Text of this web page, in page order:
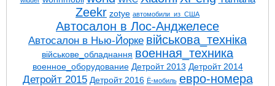
Zeekr zotye автомобили_из_США
Автосалон в Лос-Анджелесе
Автосалон в Нью-Йорке військова_техніка
військове_обладнання военная_техника
военное_оборудование Детройт 2013 Детройт 2014
Детройт 2015 Детройт 2016 Ё-мобиль евро-номера